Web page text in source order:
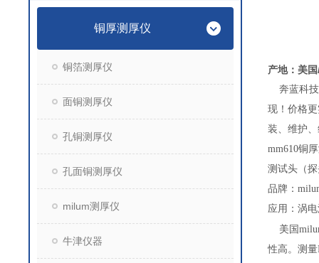
铜厚测厚仪
铜箔测厚仪
面铜测厚仪
孔铜测厚仪
孔面铜测厚仪
milum测厚仪
牛津仪器
产地：美
奔蓝科技
现！价格
装、维护
mm610铜
测试头（
品牌：
应用：涡
美国
性高。测